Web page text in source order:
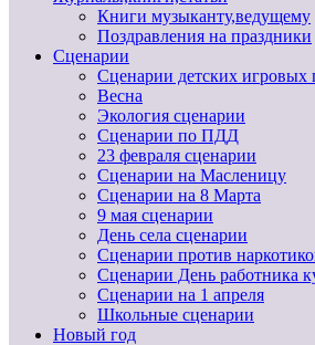
Книги музыканту,ведущему
Поздравления на праздники
Сценарии
Сценарии детских игровых
Весна
Экология сценарии
Сценарии по ПДД
23 февраля сценарии
Сценарии на Масленицу
Сценарии на 8 Марта
9 мая сценарии
День села сценарии
Сценарии против
Сценарии День работника
Сценарии на 1 апреля
Школьные сценарии
Новый год